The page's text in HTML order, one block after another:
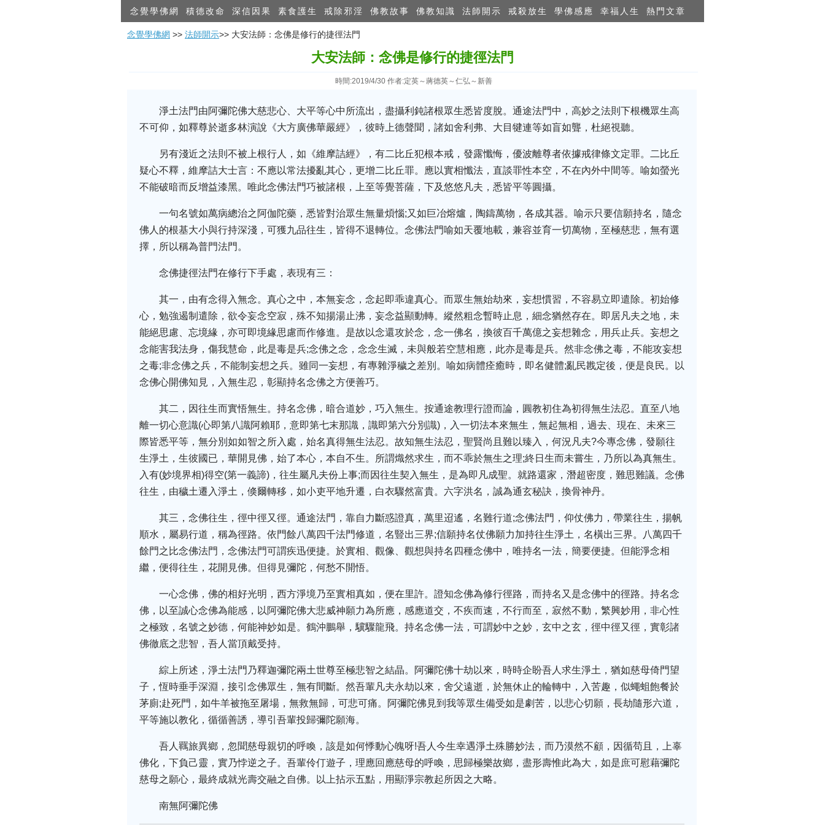
念覺學佛網 積德改命 深信因果 素食護生 戒除邪淫 佛教故事 佛教知識 法師開示 戒殺放生 學佛感應 幸福人生 熱門文章
念覺學佛網 >> 法師開示>> 大安法師：念佛是修行​的捷徑法門
大安法師：念佛是修行​的捷徑法門
時間:2019/4/30 作者:定英～蔣德英～仁弘～新善
淨土法門由阿彌陀佛大慈悲心、大平等心中所流出，盡攝利鈍諸根眾生悉皆度脫。通途法門中，高妙之法則下根機眾生高
不可仰，如釋尊於逝多林演說《大方廣佛華嚴經》，彼時上德聲聞，諸如舍利弗、大目犍連等如盲如聾，杜絕視聽。
另有淺近之法則不被上根行人，如《維摩詰經》，有二比丘犯根本戒，發露懺悔，優波離尊者依據戒律條文定罪。二比丘
疑心不釋，維摩詰大士言：不應以常法擾亂其心，更增二比丘罪。應以實相懺法，直談罪性本空，不在內外中間等。喻如螢光
不能破暗而反增益漆黑。唯此念佛法門巧被諸根，上至等覺菩薩，下及悠悠凡夫，悉皆平等圓攝。
一句名號如萬病總治之阿伽陀藥，悉皆對治眾生無量煩惱;又如巨冶熔爐，陶鑄萬物，各成其器。喻示只要信願持名，隨念
佛人的根基大小與行持深淺，可獲九品往生，皆得不退轉位。念佛法門喻如天覆地載，兼容並育一切萬物，至極慈悲，無有選
擇，所以稱為普門法門。
念佛捷徑法門在修行下手處，表現有三：
其一，由有念得入無念。真心之中，本無妄念，念起即乖違真心。而眾生無始劫來，妄想慣習，不容易立即遣除。初始修
心，勉強遏制遣除，欲令妄念空寂，殊不知揚湯止沸，妄念益顯動轉。縱然粗念暫時止息，細念猶然存在。即居凡夫之地，未
能絕思慮、忘境緣，亦可即境緣思慮而作修進。是故以念還攻於念，念一佛名，換彼百千萬億之妄想雜念，用兵止兵。妄想之
念能害我法身，傷我慧命，此是毒是兵;念佛之念，念念生滅，未與般若空慧相應，此亦是毒是兵。然非念佛之毒，不能攻妄想
之毒;非念佛之兵，不能制妄想之兵。雖同一妄想，有專雜淨穢之差別。喻如病體痊癒時，即名健體;亂民戡定後，便是良民。以
念佛心開佛知見，入無生忍，彰顯持名念佛之方便善巧。
其二，因往生而實悟無生。持名念佛，暗合道妙，巧入無生。按通途教理行證而論，圓教初住為初得無生法忍。直至八地
離一切心意識(心即第八識阿賴耶，意即第七末那識，識即第六分別識)，入一切法本來無生，無起無相，過去、現在、未來三
際皆悉平等，無分別如如智之所入處，始名真得無生法忍。故知無生法忍，聖賢尚且難以臻入，何況凡夫?今專念佛，發願往
生淨土，生彼國已，華開見佛，始了本心，本自不生。所謂熾然求生，而不乖於無生之理;終日生而未嘗生，乃所以為真無生。
入有(妙境界相)得空(第一義諦)，往生屬凡夫份上事;而因往生契入無生，是為即凡成聖。就路還家，潛超密度，難思難議。念佛
往生，由穢土遷入淨土，倏爾轉移，如小吏平地升遷，白衣驟然富貴。六字洪名，誠為通玄秘訣，換骨神丹。
其三，念佛往生，徑中徑又徑。通途法門，靠自力斷惑證真，萬里迢遙，名難行道;念佛法門，仰仗佛力，帶業往生，揚帆
順水，屬易行道，稱為徑路。依門餘八萬四千法門修道，名豎出三界;信願持名仗佛願力加持往生淨土，名橫出三界。八萬四千
餘門之比念佛法門，念佛法門可謂疾迅便捷。於實相、觀像、觀想與持名四種念佛中，唯持名一法，簡要便捷。但能淨念相
繼，便得往生，花開見佛。但得見彌陀，何愁不開悟。
一心念佛，佛的相好光明，西方淨境乃至實相真如，便在里許。證知念佛為修行徑路，而持名又是念佛中的徑路。持名念
佛，以至誠心念佛為能感，以阿彌陀佛大悲威神願力為所應，感應道交，不疾而速，不行而至，寂然不動，繁興妙用，非心性
之極致，名號之妙德，何能神妙如是。鶴沖鵬舉，驥驟龍飛。持名念佛一法，可謂妙中之妙，玄中之玄，徑中徑又徑，實彰諸
佛徹底之悲智，吾人當頂戴受持。
綜上所述，淨土法門乃釋迦彌陀兩土世尊至極悲智之結晶。阿彌陀佛十劫以來，時時企盼吾人求生淨土，猶如慈母倚門望
子，恆時垂手深淵，接引念佛眾生，無有間斷。然吾輩凡夫永劫以來，舍父遠逝，於無休止的輪轉中，入苦趣，似蠅蛆飽餐於
茅廁;赴死門，如牛羊被拖至屠場，無救無歸，可悲可痛。阿彌陀佛見到我等眾生備受如是劇苦，以悲心切願，長劫隨形六道，
平等施以教化，循循善誘，導引吾輩投歸彌陀願海。
吾人羈旅異鄉，忽聞慈母親切的呼喚，該是如何悸動心魄呀!吾人今生幸遇淨土殊勝妙法，而乃漠然不顧，因循苟且，上辜
佛化，下負己靈，實乃悖逆之子。吾輩伶仃遊子，理應回應慈母的呼喚，思歸極樂故鄉，盡形壽惟此為大，如是庶可慰藉彌陀
慈母之願心，最終成就光壽交融之自佛。以上拈示五點，用顯淨宗教起所因之大略。
南無阿彌陀佛